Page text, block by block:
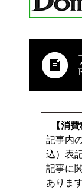
【消
記事内
込）表
記事に
あります